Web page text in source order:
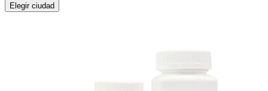
Elegir ciudad